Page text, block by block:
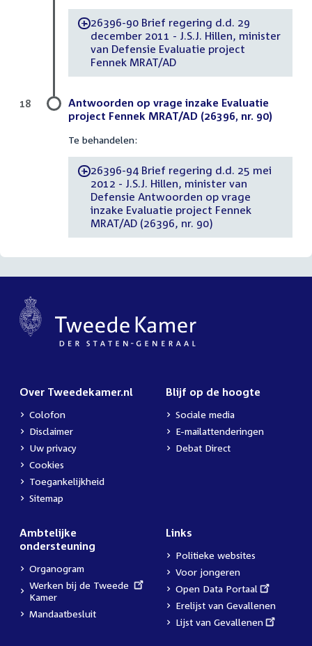
-26396-90 Brief regering d.d. 29
december 2011 - J.S.J. Hillen, minister
van Defensie Evaluatie project
Fennek MRAT/AD
Antwoorden op vrage inzake Evaluatie
project Fennek MRAT/AD (26396, nr. 90)
Te behandelen:
-26396-94 Brief regering d.d. 25 mei
2012 - J.S.J. Hillen, minister van
Defensie Antwoorden op vrage
inzake Evaluatie project Fennek
MRAT/AD (26396, nr. 90)
18
Over Tweedekamer.nl
Colofon
Disclaimer
Uw privacy
Cookies
Toegankelijkheid
Sitemap
Blijf op de hoogte
Sociale media
E-mailattenderingen
Debat Direct
Ambtelijke
ondersteuning
Organogram
External
link:
Werken bij de Tweede
Kamer
Mandaatbesluit
Links
Politieke websites
Voor jongeren
External
link:
Open Data Portaal
Erelijst van Gevallenen
External
Lijst van Gevallenen